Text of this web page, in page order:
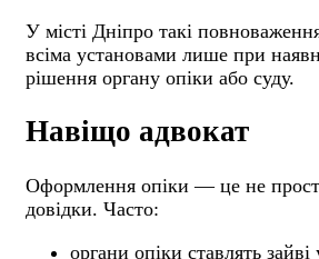
У місті Дніпро такі
всіма установами лише при
рішення органу опіки або суду.
Навіщо адвокат
Оформлення опіки — це не
довідки. Часто:
органи опіки ставлять